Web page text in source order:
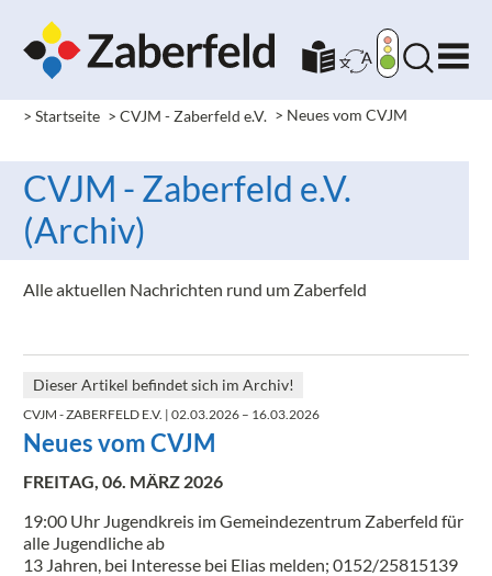
> Startseite > CVJM - Zaberfeld e.V. > Neues vom CVJM
CVJM - Zaberfeld e.V.
(Archiv)
Alle aktuellen Nachrichten rund um Zaberfeld
Dieser Artikel befindet sich im Archiv!
CVJM - ZABERFELD E.V. | 02.03.2026 – 16.03.2026
Neues vom CVJM
FREITAG, 06. MÄRZ 2026
19:00 Uhr Jugendkreis im Gemeindezentrum Zaberfeld für
alle Jugendliche ab
13 Jahren, bei Interesse bei Elias melden; 0152/25815139